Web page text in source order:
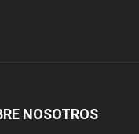
NOSOTROS